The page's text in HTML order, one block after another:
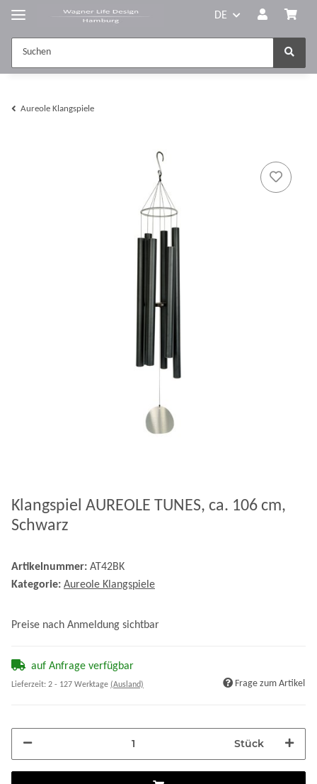
DE
Aureole Klangspiele
Klangspiel AUREOLE TUNES, ca. 106 cm,
Schwarz
Artikelnummer: AT42BK
Kategorie: Aureole Klangspiele
Preise nach Anmeldung sichtbar
auf Anfrage verfügbar
Lieferzeit: 2 - 127 Werktage (Ausland) Frage zum Artikel
Stück